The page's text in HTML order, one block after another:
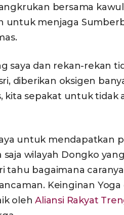
bersama
untuk menjaga
saya dan rekan-rekan
diberikan oksigen
kita sepakat untuk tidak
untuk mendapatkan
saja wilayah Dongko
tahu bagaimana
Keinginan
olehAliansi Rakyat